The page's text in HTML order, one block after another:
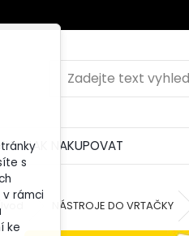
s
v rámci
ke
JAK NAKUPOVAT
NÁSTROJE DO VRTAČKY